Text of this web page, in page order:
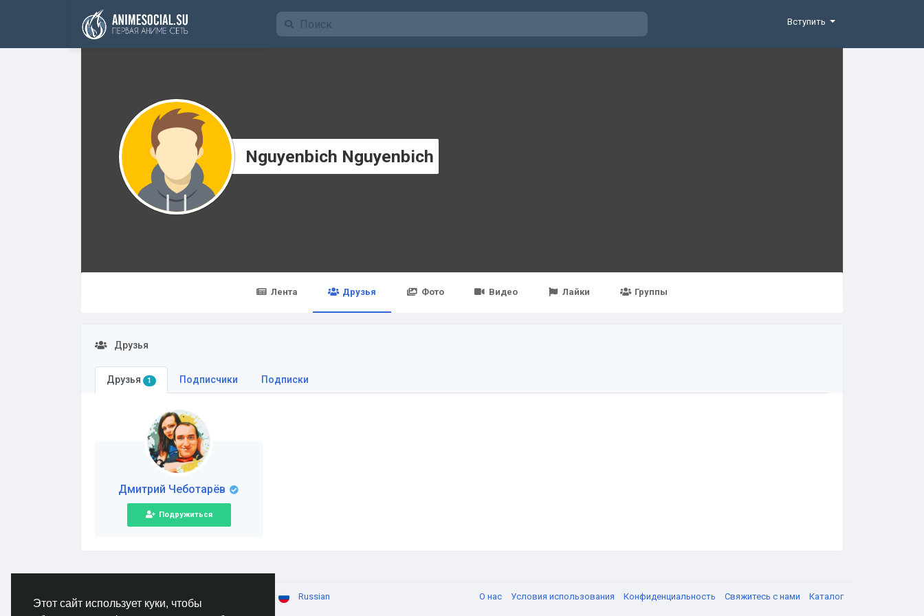
Этот сайт использует куки, чтобы
Funding
Вступить
Nguyenbich Nguyenbich
Лента Друзья Фото Видео Лайки Группы
Друзья
Друзья 1 Подписчики Подписки
Дмитрий Чеботарёв
Подружиться
© 2026 AnimeSocial.SU - Первая аниме сеть! Russian О нас Условия использования Конфиденциальность Свяжитесь с нами Каталог